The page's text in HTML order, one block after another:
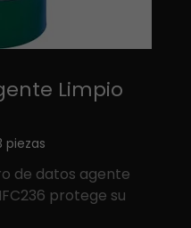
Limpio
piezas
de datos agente
protege su